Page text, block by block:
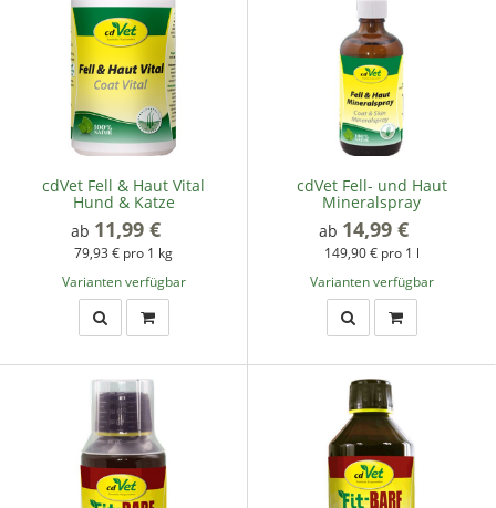
cdVet Fell & Haut Vital
Hund & Katze
ab 11,99 €
79,93 € pro 1 kg
Varianten verfügbar
cdVet Fell- und Haut
Mineralspray
ab 14,99 €
149,90 € pro 1 l
Varianten verfügbar